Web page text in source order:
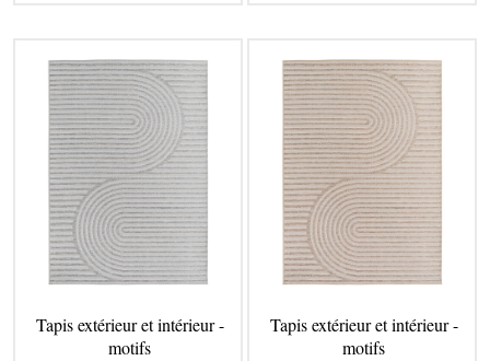
Tapis extérieur et intérieur -
motifs
Tapis extérieur et intérieur -
motifs